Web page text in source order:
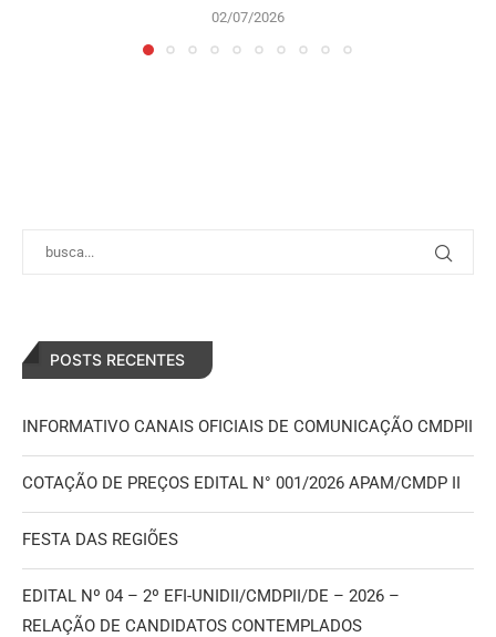
02/07/2026
POSTS RECENTES
INFORMATIVO CANAIS OFICIAIS DE COMUNICAÇÃO CMDPII
COTAÇÃO DE PREÇOS EDITAL N° 001/2026 APAM/CMDP II
FESTA DAS REGIÕES
EDITAL Nº 04 – 2º EFI-UNIDII/CMDPII/DE – 2026 –
RELAÇÃO DE CANDIDATOS CONTEMPLADOS